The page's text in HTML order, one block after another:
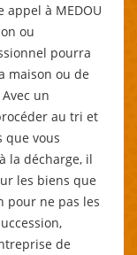
appel à MEDOU
ou
pourra
maison ou de
un
au tri et
que vous
la décharge, il
les biens que
pour ne pas les
de